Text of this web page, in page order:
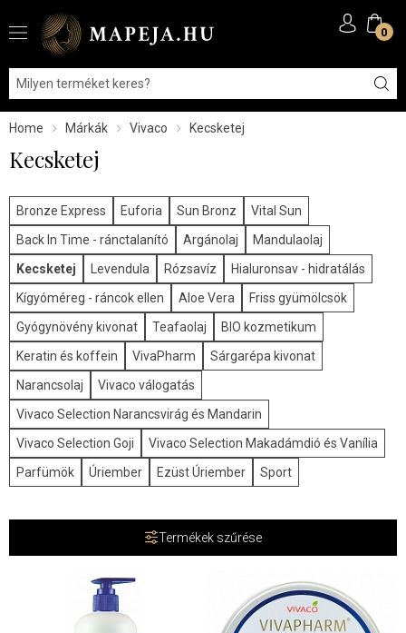
0
Home Márkák Vivaco Kecsketej
Kecsketej
Bronze Express Euforia Sun Bronz
Vital Sun
Back In Time - ránctalanító
Argánolaj
Mandulaolaj
Kecsketej
Levendula Rózsavíz
Hialuronsav - hidratálás
Kígyóméreg - ráncok ellen
Aloe Vera
Friss gyümölcsök
Gyógynövény kivonat
Teafaolaj
BIO kozmetikum
Keratin és koffein
VivaPharm
Sárgarépa kivonat
Narancsolaj
Vivaco válogatás
Vivaco Selection Narancsvirág és Mandarin
Vivaco Selection Goji
Vivaco Selection Makadámdió és Vanília
Parfümök
Úriember Ezüst Úriember Sport
Termékek szűrése